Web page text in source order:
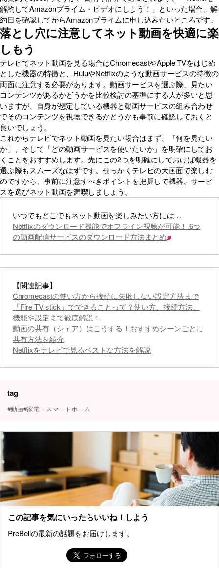
解約してAmazonプライム・ビデオにしよう！」といった場合、解
約日を確認してからAmazonプライムに申し込みたいところです。
落とし穴に注意してネット動画を快適に楽
しもう
テレビでネット動画を見る場合はChromecastやApple TVをはじめ
とした機器の特徴と、HuluやNetflixのような動画サービスの特徴の
両面に注意する必要があります。動画サービスを選ぶ際、見たい
コンテンツがあるかどうかを比較検討の基準にする人が多いと思
いますが、自身が想定している機器と動画サービスの組み合わせ
でそのコンテンツを視聴できるかどうかも事前に確認しておくと
良いでしょう。
これからテレビでネット動画を見たい場合はまず、「何を見たい
か」、そして「どの動画サービスを使いたいか」を明確にしてお
くことをおすすめします。先にこの2つを明確にしておけば機器を
選ぶ際もスムーズなはずです。せっかくテレビの大画面で楽しむ
のですから、事前に注意すべきポイントを把握して機器、サービ
スを選びネット動画を満喫しましょう。
いつでもどこでもネット動画を楽しみたい方には…
Netflixのダウンロード機能でオフライン視聴が可能！ 6つ
の動画配信サービスのダウンロード方法まとめ
【関連記事】
Chromecastの使い方から接続に失敗しない設定方法まで
「Fire TV stick」でできることって？使い方、接続方法、
機能や設定まで徹底解説！
動画の共有（シェア）はこうする！おすすめシーンごとに
共有方法を紹介
Netflixをテレビで見るベストな方法を解説
tag
#動画#家電・スマートホーム
この記事を気にいったらいいね！しよう
PreBellの最新の話題をお届けします。